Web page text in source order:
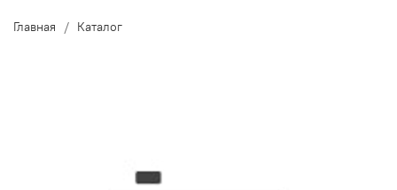
Главная Каталог